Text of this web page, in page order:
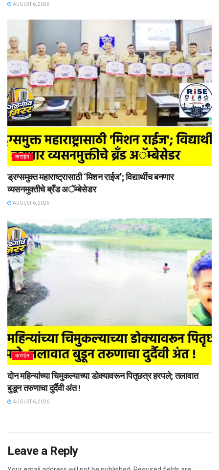
AUGUST 6, 2026
क्राईम
ड्रग्समुक्त महाराष्ट्रासाठी ‘मिशन राईज’; विद्यार्थीच बनणार
व्यसनमुक्तीचे ब्रँड अॅम्बेसेडर
AUGUST 6, 2026
क्राईम
दोन महिन्यांच्या चिमुकल्याच्या डोक्यावरून पितृछत्र हरपले; तलावात
बुडून तरुणाचा दुर्दैवी अंत !
AUGUST 6, 2026
Leave a Reply